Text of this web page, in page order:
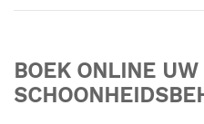
BOEK ONLINE UW